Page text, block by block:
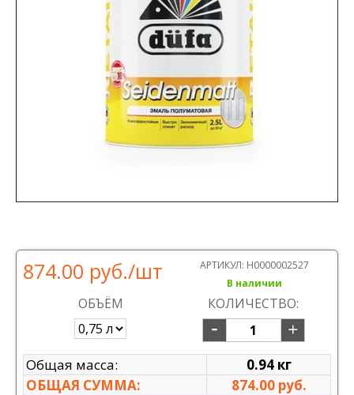
874.00 руб./шт АРТИКУЛ: Н0000002527
В наличии
ОБЪЁМ КОЛИЧЕСТВО:
Общая масса:
0.94 кг
ОБЩАЯ СУММА:
874.00 руб.